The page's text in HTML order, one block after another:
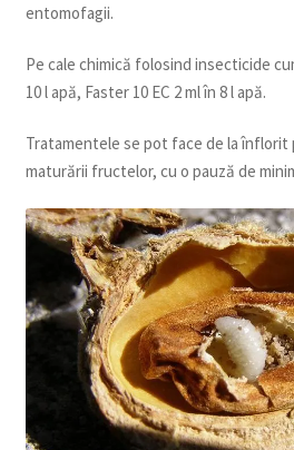
entomofagii.
Pe cale chimică folosind insecticide
10 l apă, Faster 10 EC 2 ml în 8 l apă.
Tratamentele se pot face de la înflorit
maturării fructelor, cu o pauză de